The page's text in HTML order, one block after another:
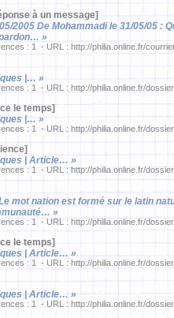
à un message]
2005 De Mohammadi le 31/05/05 :
»
: 1 - URL : http://philia.online.fr/
|… »
: 1 - URL : http://philia.online.fr/
le temps]
|… »
: 1 - URL : http://philia.online.fr/
| Article… »
: 1 - URL : http://philia.online.fr/
mot nation est formé sur le latin
»
: 1 - URL : http://philia.online.fr/
le temps]
| Article… »
: 1 - URL : http://philia.online.fr/
| Article… »
: 1 - URL : http://philia.online.fr/